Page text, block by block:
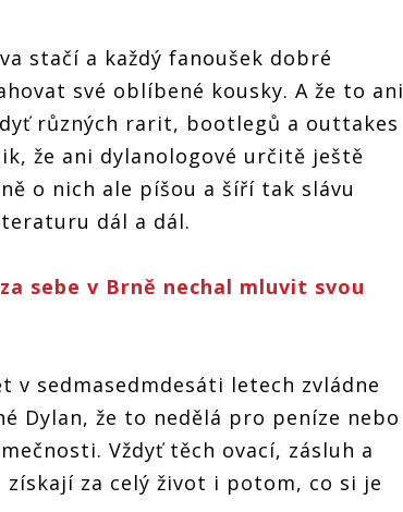
stačí a každý fanoušek dobré
své oblíbené kousky. A že to ani
různých rarit, bootlegů a outtakes
že ani dylanologové určitě ještě
o nich ale píšou a šíří tak slávu
dál a dál.
sebe v Brně nechal mluvit svou
v sedmasedmdesáti letech zvládne
Dylan, že to nedělá pro peníze nebo
Vždyť těch ovací, zásluh a
získají za celý život i potom, co si je